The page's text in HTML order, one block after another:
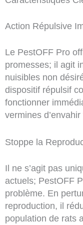
Action Répulsive
Le PestOFF Pro
promesses; il agit
nuisibles non
dispositif répulsif
fonctionner
vermines
Stoppe la
Il ne s’agit pas
actuels; PestOFF
problème. En
reproduction, il
population de rats